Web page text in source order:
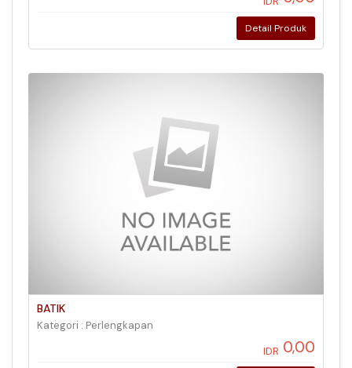
Detail Produk
BATIK
Kategori : Perlengkapan
IDR 0,00